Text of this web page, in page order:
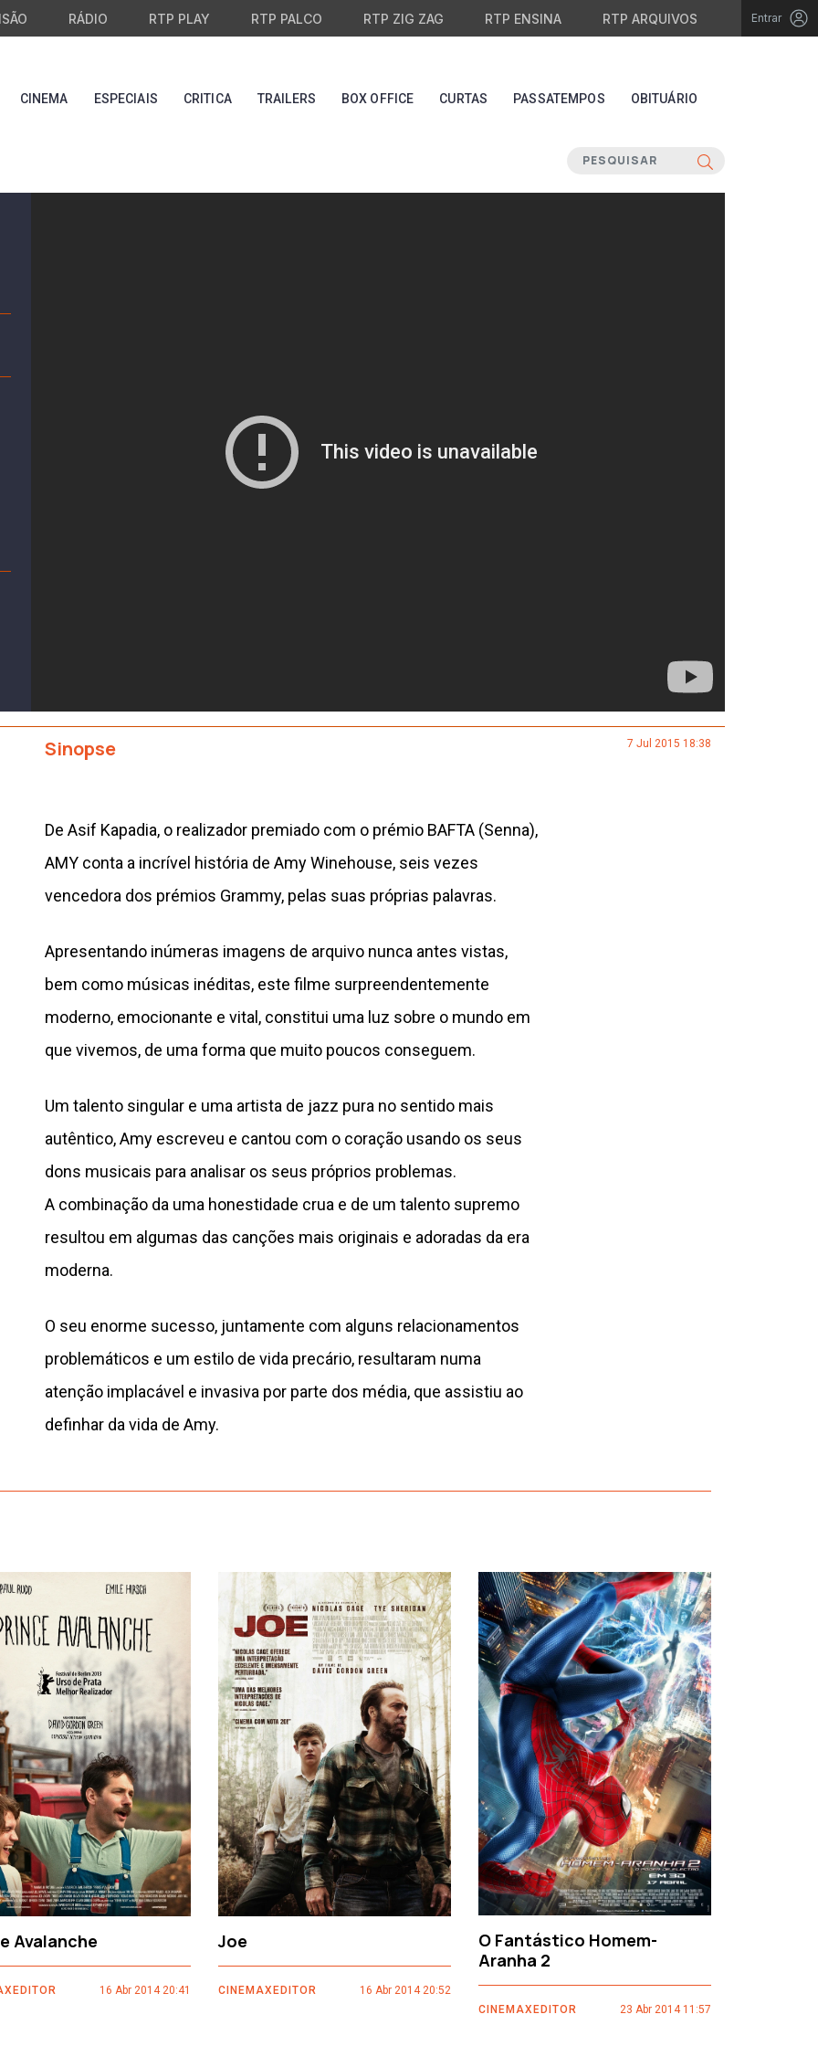
RÁDIO RTP PLAY RTP PALCO RTP ZIG ZAG RTP ENSINA RTP ARQUIVOS Entrar
CINEMA ESPECIAIS CRITICA TRAILERS BOX OFFICE CURTAS PASSATEMPOS OBITUÁRIO
Sinopse 7 Jul 2015 18:38
De Asif Kapadia, o realizador premiado com o prémio BAFTA (Senna),
AMY conta a incrível história de Amy Winehouse, seis vezes
vencedora dos prémios Grammy, pelas suas próprias palavras.
Apresentando inúmeras imagens de arquivo nunca antes vistas,
bem como músicas inéditas, este filme surpreendentemente
moderno, emocionante e vital, constitui uma luz sobre o mundo em
que vivemos, de uma forma que muito poucos conseguem.
Um talento singular e uma artista de jazz pura no sentido mais
autêntico, Amy escreveu e cantou com o coração usando os seus
dons musicais para analisar os seus próprios problemas.
A combinação da uma honestidade crua e de um talento supremo
resultou em algumas das canções mais originais e adoradas da era
moderna.
O seu enorme sucesso, juntamente com alguns relacionamentos
problemáticos e um estilo de vida precário, resultaram numa
atenção implacável e invasiva por parte dos média, que assistiu ao
definhar da vida de Amy.
Avalanche
16 Abr 2014 20:41
Joe
CINEMAXEDITOR 16 Abr 2014 20:52
O Fantástico Homem-
Aranha 2
CINEMAXEDITOR 23 Abr 2014 11:57
›